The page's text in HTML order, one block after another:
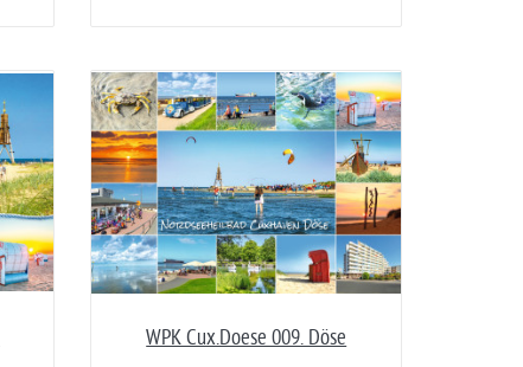
WPK Cux.Doese 009. Döse